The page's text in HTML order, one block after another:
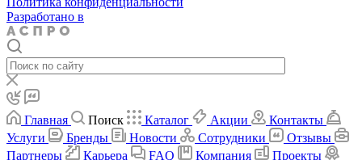
Разработано в
Главная Поиск Каталог Акции
Контакты
Услуги
Бренды Новости Сотрудники
Отзывы
Партнеры
Карьера FAQ Компания Проекты